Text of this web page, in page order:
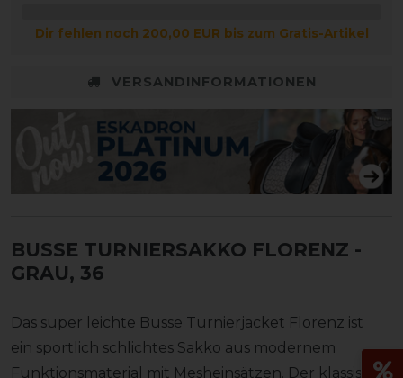
Dir fehlen noch 200,00 EUR bis zum Gratis-Artikel
VERSANDINFORMATIONEN
BUSSE TURNIERSAKKO FLORENZ -
GRAU, 36
Das super leichte Busse Turnierjacket Florenz ist
ein sportlich schlichtes Sakko aus modernem
Funktionsmaterial mit Mesheinsätzen. Der klassische